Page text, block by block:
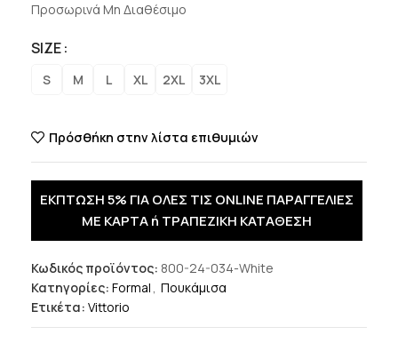
Προσωρινά Μη Διαθέσιμο
SIZE
S M L XL 2XL 3XL
Πρόσθήκη στην λίστα επιθυμιών
ΕΚΠΤΩΣΗ 5% ΓΙΑ ΟΛΕΣ ΤΙΣ ONLINE ΠΑΡΑΓΓΕΛΙΕΣ
ΜΕ ΚΑΡΤΑ ή ΤΡΑΠΕΖΙΚΗ ΚΑΤΑΘΕΣΗ
Κωδικός προϊόντος: 800-24-034-White
Κατηγορίες: Formal , Πουκάμισα
Ετικέτα: Vittorio